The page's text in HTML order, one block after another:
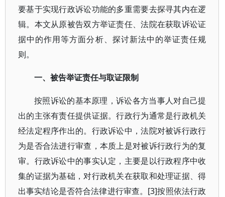
要基于实现行政诉讼功能的多重需要去探寻其内在逻
辑。本文从原被告双方举证责任、法院在获取诉讼证
据中的作用等方面分析、探讨新法中的举证责任规
则。
一、被告举证责任与取证限制
按照诉讼的基本原理，诉讼各方当事人对自己提
出的主张有责任提供证据。行政行为通常是行政机关
经法定程序作出的。行政诉讼中，法院对被诉行政行
为是否合法进行审查，本质上是对被诉行政行为的复
审。行政诉讼中的事实认定，主要是以行政程序中收
集的证据为基础，对行政机关在获取和处理证据、得
出事实结论是否符合法律进行审查。[3]按照依法行政